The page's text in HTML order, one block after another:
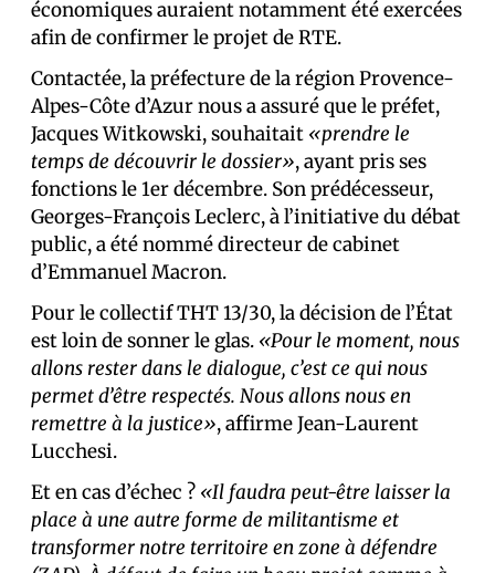
économiques auraient notamment été exercées
afin de confirmer le projet de RTE.
Contactée, la préfecture de la région Provence-
Alpes-Côte d’Azur nous a assuré que le préfet,
Jacques Witkowski, souhaitait «prendre le
temps de découvrir le dossier», ayant pris ses
fonctions le 1er décembre. Son prédécesseur,
Georges-François Leclerc, à l’initiative du débat
public, a été nommé directeur de cabinet
d’Emmanuel Macron.
Pour le collectif THT 13/30, la décision de l’État
est loin de sonner le glas. «Pour le moment, nous
allons rester dans le dialogue, c’est ce qui nous
permet d’être respectés. Nous allons nous en
remettre à la justice», affirme Jean-Laurent
Lucchesi.
Et en cas d’échec ? «Il faudra peut-être laisser la
place à une autre forme de militantisme et
transformer notre territoire en zone à défendre